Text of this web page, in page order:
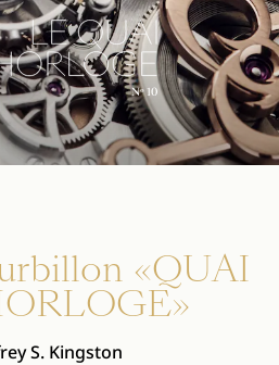
«QUAI
S. Kingston